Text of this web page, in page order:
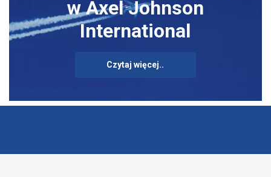
w Axel Johnson
International
Czytaj więcej..